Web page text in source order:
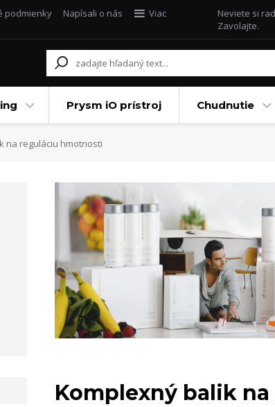
podmienky Napísali o nás Viac
Neviete si
Zavolajte.
Prysm iO prístroj Chudnutie
na reguláciu hmotnosti
Komplexný balik